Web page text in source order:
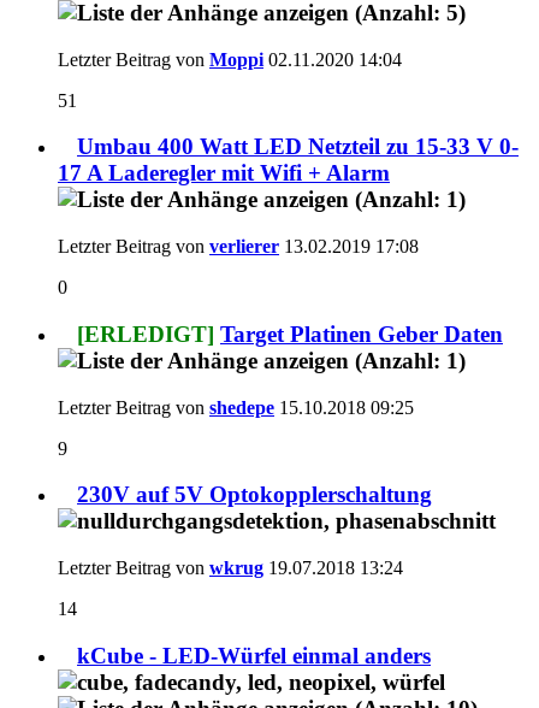
Letzter Beitrag von Moppi 02.11.2020 14:04
51
Umbau 400 Watt LED Netzteil zu 15-33 V 0-
17 A Laderegler mit Wifi + Alarm
Letzter Beitrag von verlierer 13.02.2019 17:08
0
[ERLEDIGT] Target Platinen Geber Daten
Letzter Beitrag von shedepe 15.10.2018 09:25
9
230V auf 5V Optokopplerschaltung
Letzter Beitrag von wkrug 19.07.2018 13:24
14
kCube - LED-Würfel einmal anders